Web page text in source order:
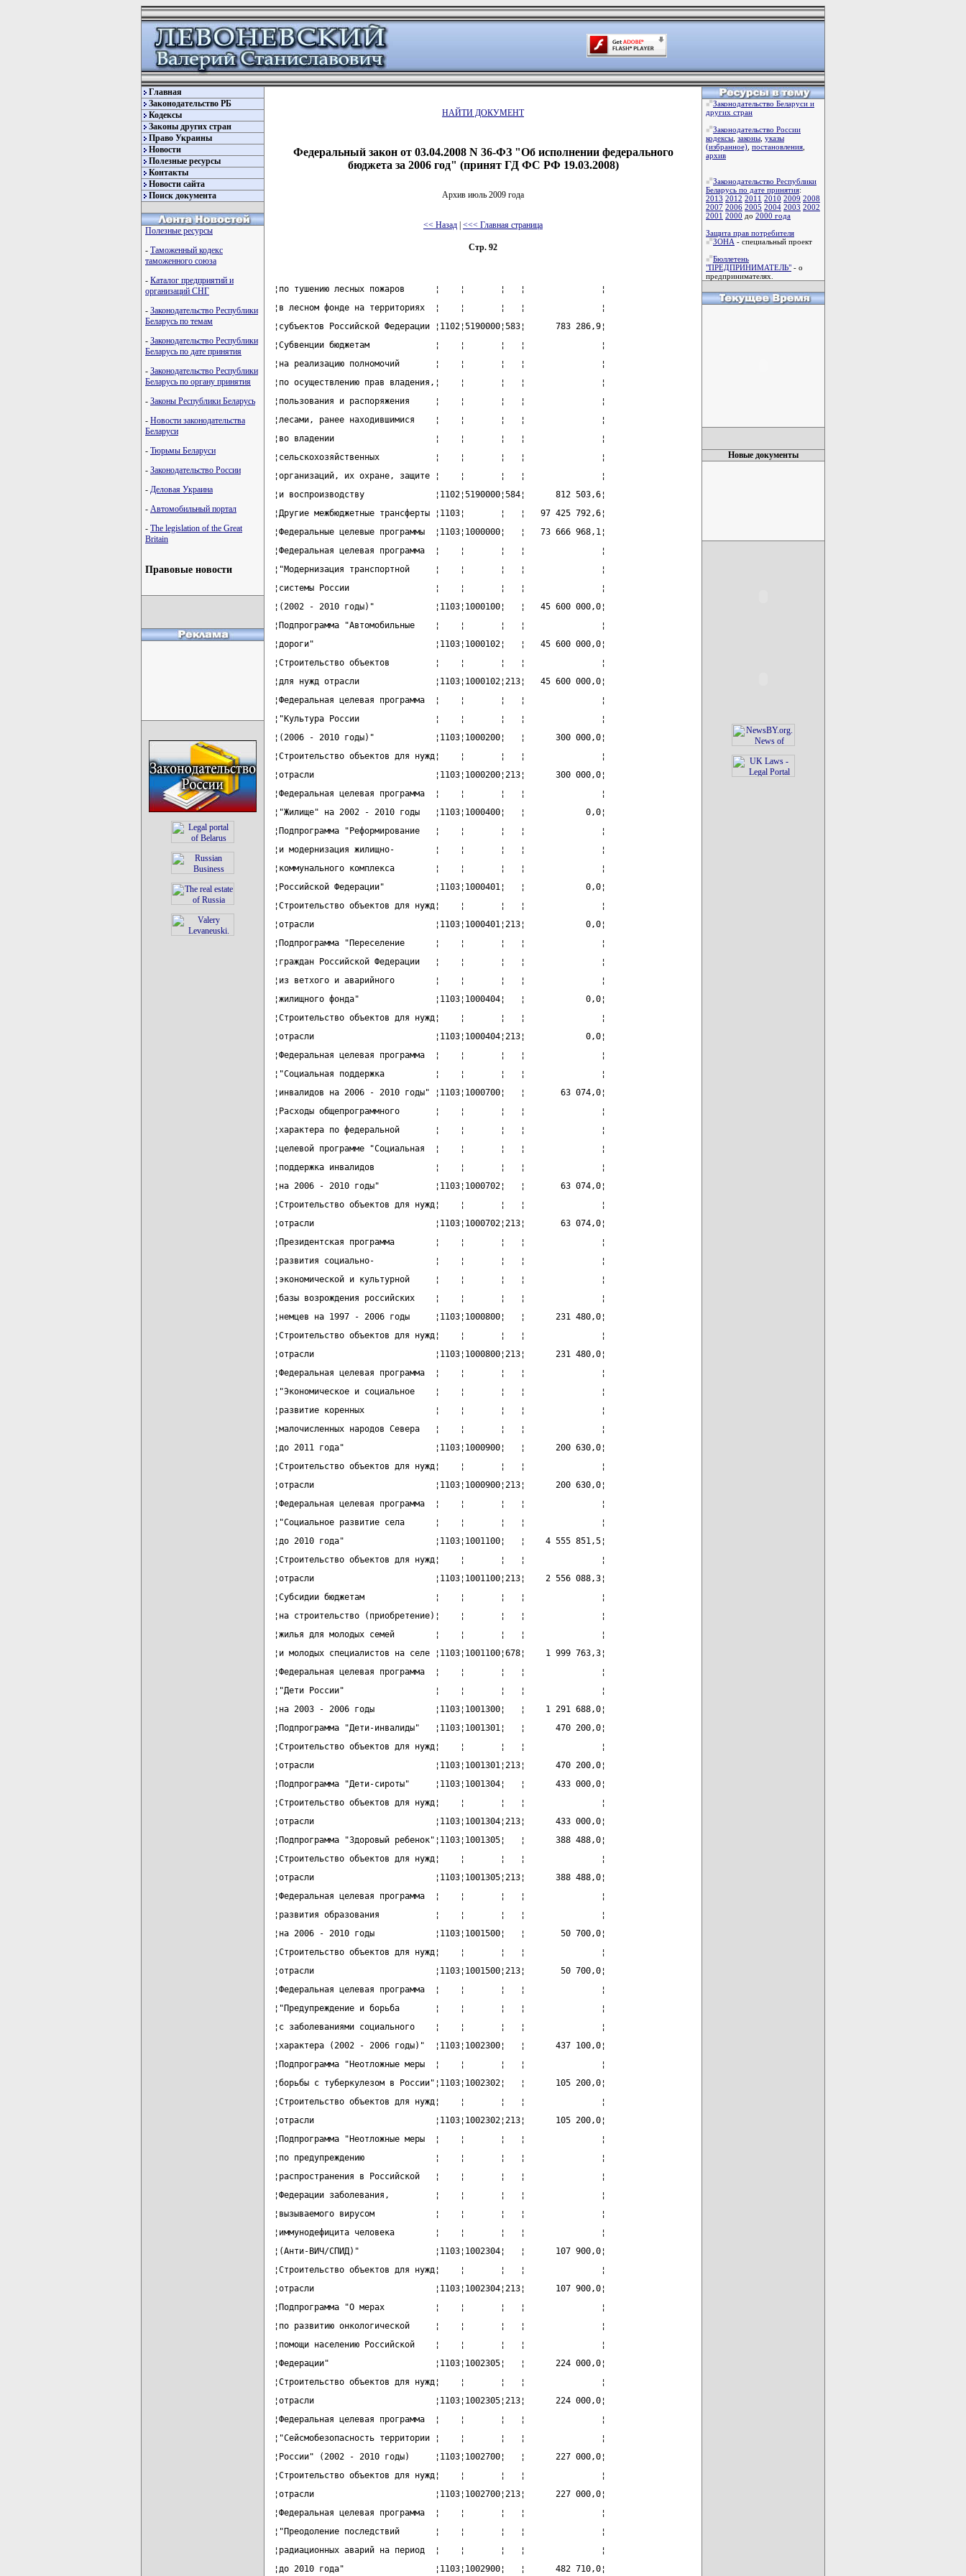
Главная
Законодательство РБ
Кодексы
Законы других стран
Право Украины
Новости
Полезные ресурсы
Контакты
Новости сайта
Поиск документа
Полезные ресурсы
- Таможенный кодекс
таможенного союза
- Каталог предприятий и
организаций СНГ
- Законодательство Республики
Беларусь по темам
- Законодательство Республики
Беларусь по дате принятия
- Законодательство Республики
Беларусь по органу принятия
- Законы Республики Беларусь
- Новости законодательства
Беларуси
- Тюрьмы Беларуси
- Законодательство России
- Деловая Украина
- Автомобильный портал
- The legislation of the Great
Britain
Правовые новости
НАЙТИ ДОКУМЕНТ
Федеральный закон от 03.04.2008 N 36-ФЗ "Об исполнении федерального
бюджета за 2006 год" (принят ГД ФС РФ 19.03.2008)
Архив июль 2009 года
<< Назад <<< Главная страница
Стр. 92
¦по тушению лесных пожаров      ¦    ¦       ¦   ¦               ¦
¦в лесном фонде на территориях  ¦    ¦       ¦   ¦               ¦
¦субъектов Российской Федерации ¦1102¦5190000¦583¦      783 286,9¦
¦Субвенции бюджетам             ¦    ¦       ¦   ¦               ¦
¦на реализацию полномочий       ¦    ¦       ¦   ¦               ¦
¦по осуществлению прав владения,¦    ¦       ¦   ¦               ¦
¦пользования и распоряжения     ¦    ¦       ¦   ¦               ¦
¦лесами, ранее находившимися    ¦    ¦       ¦   ¦               ¦
¦во владении                    ¦    ¦       ¦   ¦               ¦
¦сельскохозяйственных           ¦    ¦       ¦   ¦               ¦
¦организаций, их охране, защите ¦    ¦       ¦   ¦               ¦
¦и воспроизводству              ¦1102¦5190000¦584¦      812 503,6¦
¦Другие межбюджетные трансферты ¦1103¦       ¦   ¦   97 425 792,6¦
¦Федеральные целевые программы  ¦1103¦1000000¦   ¦   73 666 968,1¦
¦Федеральная целевая программа  ¦    ¦       ¦   ¦               ¦
¦"Модернизация транспортной     ¦    ¦       ¦   ¦               ¦
¦системы России                 ¦    ¦       ¦   ¦               ¦
¦(2002 - 2010 годы)"            ¦1103¦1000100¦   ¦   45 600 000,0¦
¦Подпрограмма "Автомобильные    ¦    ¦       ¦   ¦               ¦
¦дороги"                        ¦1103¦1000102¦   ¦   45 600 000,0¦
¦Строительство объектов         ¦    ¦       ¦   ¦               ¦
¦для нужд отрасли               ¦1103¦1000102¦213¦   45 600 000,0¦
¦Федеральная целевая программа  ¦    ¦       ¦   ¦               ¦
¦"Культура России               ¦    ¦       ¦   ¦               ¦
¦(2006 - 2010 годы)"            ¦1103¦1000200¦   ¦      300 000,0¦
¦Строительство объектов для нужд¦    ¦       ¦   ¦               ¦
¦отрасли                        ¦1103¦1000200¦213¦      300 000,0¦
¦Федеральная целевая программа  ¦    ¦       ¦   ¦               ¦
¦"Жилище" на 2002 - 2010 годы   ¦1103¦1000400¦   ¦            0,0¦
¦Подпрограмма "Реформирование   ¦    ¦       ¦   ¦               ¦
¦и модернизация жилищно-        ¦    ¦       ¦   ¦               ¦
¦коммунального комплекса        ¦    ¦       ¦   ¦               ¦
¦Российской Федерации"          ¦1103¦1000401¦   ¦            0,0¦
¦Строительство объектов для нужд¦    ¦       ¦   ¦               ¦
¦отрасли                        ¦1103¦1000401¦213¦            0,0¦
¦Подпрограмма "Переселение      ¦    ¦       ¦   ¦               ¦
¦граждан Российской Федерации   ¦    ¦       ¦   ¦               ¦
¦из ветхого и аварийного        ¦    ¦       ¦   ¦               ¦
¦жилищного фонда"               ¦1103¦1000404¦   ¦            0,0¦
¦Строительство объектов для нужд¦    ¦       ¦   ¦               ¦
¦отрасли                        ¦1103¦1000404¦213¦            0,0¦
¦Федеральная целевая программа  ¦    ¦       ¦   ¦               ¦
¦"Социальная поддержка          ¦    ¦       ¦   ¦               ¦
¦инвалидов на 2006 - 2010 годы" ¦1103¦1000700¦   ¦       63 074,0¦
¦Расходы общепрограммного       ¦    ¦       ¦   ¦               ¦
¦характера по федеральной       ¦    ¦       ¦   ¦               ¦
¦целевой программе "Социальная  ¦    ¦       ¦   ¦               ¦
¦поддержка инвалидов            ¦    ¦       ¦   ¦               ¦
¦на 2006 - 2010 годы"           ¦1103¦1000702¦   ¦       63 074,0¦
¦Строительство объектов для нужд¦    ¦       ¦   ¦               ¦
¦отрасли                        ¦1103¦1000702¦213¦       63 074,0¦
¦Президентская программа        ¦    ¦       ¦   ¦               ¦
¦развития социально-            ¦    ¦       ¦   ¦               ¦
¦экономической и культурной     ¦    ¦       ¦   ¦               ¦
¦базы возрождения российских    ¦    ¦       ¦   ¦               ¦
¦немцев на 1997 - 2006 годы     ¦1103¦1000800¦   ¦      231 480,0¦
¦Строительство объектов для нужд¦    ¦       ¦   ¦               ¦
¦отрасли                        ¦1103¦1000800¦213¦      231 480,0¦
¦Федеральная целевая программа  ¦    ¦       ¦   ¦               ¦
¦"Экономическое и социальное    ¦    ¦       ¦   ¦               ¦
¦развитие коренных              ¦    ¦       ¦   ¦               ¦
¦малочисленных народов Севера   ¦    ¦       ¦   ¦               ¦
¦до 2011 года"                  ¦1103¦1000900¦   ¦      200 630,0¦
¦Строительство объектов для нужд¦    ¦       ¦   ¦               ¦
¦отрасли                        ¦1103¦1000900¦213¦      200 630,0¦
¦Федеральная целевая программа  ¦    ¦       ¦   ¦               ¦
¦"Социальное развитие села      ¦    ¦       ¦   ¦               ¦
¦до 2010 года"                  ¦1103¦1001100¦   ¦    4 555 851,5¦
¦Строительство объектов для нужд¦    ¦       ¦   ¦               ¦
¦отрасли                        ¦1103¦1001100¦213¦    2 556 088,3¦
¦Субсидии бюджетам              ¦    ¦       ¦   ¦               ¦
¦на строительство (приобретение)¦    ¦       ¦   ¦               ¦
¦жилья для молодых семей        ¦    ¦       ¦   ¦               ¦
¦и молодых специалистов на селе ¦1103¦1001100¦678¦    1 999 763,3¦
¦Федеральная целевая программа  ¦    ¦       ¦   ¦               ¦
¦"Дети России"                  ¦    ¦       ¦   ¦               ¦
¦на 2003 - 2006 годы            ¦1103¦1001300¦   ¦    1 291 688,0¦
¦Подпрограмма "Дети-инвалиды"   ¦1103¦1001301¦   ¦      470 200,0¦
¦Строительство объектов для нужд¦    ¦       ¦   ¦               ¦
¦отрасли                        ¦1103¦1001301¦213¦      470 200,0¦
¦Подпрограмма "Дети-сироты"     ¦1103¦1001304¦   ¦      433 000,0¦
¦Строительство объектов для нужд¦    ¦       ¦   ¦               ¦
¦отрасли                        ¦1103¦1001304¦213¦      433 000,0¦
¦Подпрограмма "Здоровый ребенок"¦1103¦1001305¦   ¦      388 488,0¦
¦Строительство объектов для нужд¦    ¦       ¦   ¦               ¦
¦отрасли                        ¦1103¦1001305¦213¦      388 488,0¦
¦Федеральная целевая программа  ¦    ¦       ¦   ¦               ¦
¦развития образования           ¦    ¦       ¦   ¦               ¦
¦на 2006 - 2010 годы            ¦1103¦1001500¦   ¦       50 700,0¦
¦Строительство объектов для нужд¦    ¦       ¦   ¦               ¦
¦отрасли                        ¦1103¦1001500¦213¦       50 700,0¦
¦Федеральная целевая программа  ¦    ¦       ¦   ¦               ¦
¦"Предупреждение и борьба       ¦    ¦       ¦   ¦               ¦
¦с заболеваниями социального    ¦    ¦       ¦   ¦               ¦
¦характера (2002 - 2006 годы)"  ¦1103¦1002300¦   ¦      437 100,0¦
¦Подпрограмма "Неотложные меры  ¦    ¦       ¦   ¦               ¦
¦борьбы с туберкулезом в России"¦1103¦1002302¦   ¦      105 200,0¦
¦Строительство объектов для нужд¦    ¦       ¦   ¦               ¦
¦отрасли                        ¦1103¦1002302¦213¦      105 200,0¦
¦Подпрограмма "Неотложные меры  ¦    ¦       ¦   ¦               ¦
¦по предупреждению              ¦    ¦       ¦   ¦               ¦
¦распространения в Российской   ¦    ¦       ¦   ¦               ¦
¦Федерации заболевания,         ¦    ¦       ¦   ¦               ¦
¦вызываемого вирусом            ¦    ¦       ¦   ¦               ¦
¦иммунодефицита человека        ¦    ¦       ¦   ¦               ¦
¦(Анти-ВИЧ/СПИД)"               ¦1103¦1002304¦   ¦      107 900,0¦
¦Строительство объектов для нужд¦    ¦       ¦   ¦               ¦
¦отрасли                        ¦1103¦1002304¦213¦      107 900,0¦
¦Подпрограмма "О мерах          ¦    ¦       ¦   ¦               ¦
¦по развитию онкологической     ¦    ¦       ¦   ¦               ¦
¦помощи населению Российской    ¦    ¦       ¦   ¦               ¦
¦Федерации"                     ¦1103¦1002305¦   ¦      224 000,0¦
¦Строительство объектов для нужд¦    ¦       ¦   ¦               ¦
¦отрасли                        ¦1103¦1002305¦213¦      224 000,0¦
¦Федеральная целевая программа  ¦    ¦       ¦   ¦               ¦
¦"Сейсмобезопасность территории ¦    ¦       ¦   ¦               ¦
¦России" (2002 - 2010 годы)     ¦1103¦1002700¦   ¦      227 000,0¦
¦Строительство объектов для нужд¦    ¦       ¦   ¦               ¦
¦отрасли                        ¦1103¦1002700¦213¦      227 000,0¦
¦Федеральная целевая программа  ¦    ¦       ¦   ¦               ¦
¦"Преодоление последствий       ¦    ¦       ¦   ¦               ¦
¦радиационных аварий на период  ¦    ¦       ¦   ¦               ¦
¦до 2010 года"                  ¦1103¦1002900¦   ¦      482 710,0¦
Законодательство Беларуси и
других стран
Законодательство России
кодексы законы указы
(избранное) постановления
архив
Законодательство Республики
Беларусь по дате принятия:
2013 2012 2011 2010 2009 2008
2007 2006 2005 2004 2003 2002
2001 2000 до 2000 года
Защита прав потребителя
ЗОНА - специальный проект
Бюллетень
"ПРЕДПРИНИМАТЕЛЬ" - о
предпринимателях.
Новые документы